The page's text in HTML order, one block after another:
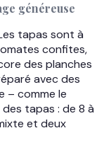
généreuse
tapas sont à
confites,
des planches
avec des
– comme le
tapas : de 8 à
et deux